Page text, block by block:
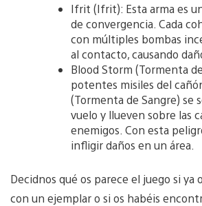
Ifrit (Ifrit): Esta arma es
de convergencia. Cada
con múltiples bombas
al contacto, causando
Blood Storm (Tormenta
potentes misiles del
(Tormenta de Sangre) se
vuelo y llueven sobre las
enemigos. Con esta
infligir daños en un área.
Decidnos qué os parece el juego si ya
con un ejemplar o si os habéis